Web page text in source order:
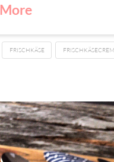
FRISCHKÄSE